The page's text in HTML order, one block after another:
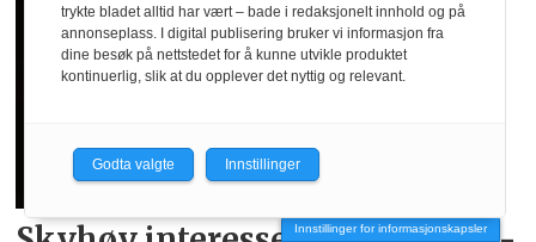
Innstillinger for informasjonskapsler
trykte bladet alltid har vært – bade i redaksjonelt innhold og på
annonseplass. I digital publisering bruker vi informasjon fra
dine besøk på nettstedet for å kunne utvikle produktet
kontinuerlig, slik at du opplever det nyttig og relevant.
Godta valgte Innstillinger